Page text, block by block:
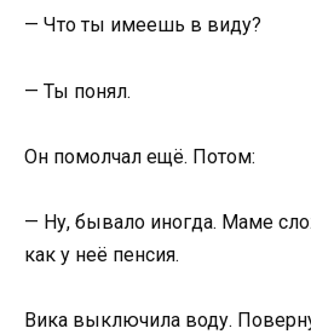
— Что ты имеешь в виду?
— Ты понял.
Он помолчал ещё. Потом:
— Ну, бывало иногда. Маме
как у неё пенсия.
Вика выключила воду.